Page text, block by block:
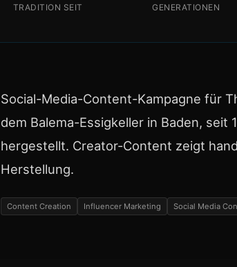
TRADITION SEIT GENERATIONEN
Social-Media-Content-Kampagne für
dem Balema-Essigkeller in Baden, seit
hergestellt. Creator-Content zeigt
Herstellung.
Content Creation Influencer Marketing Social Media